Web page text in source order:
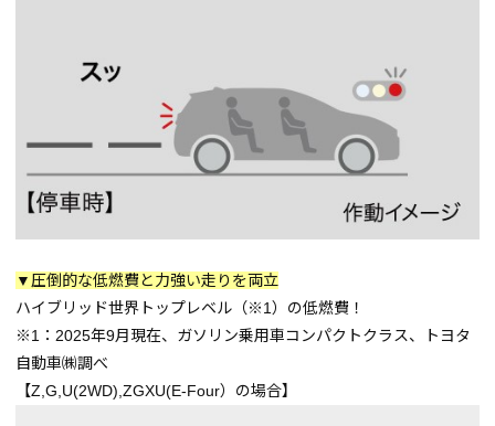
▼圧倒的な低燃費と力強い走りを両立
ハイブリッド世界トップレベル（※1）の低燃費！
※1：2025年9月現在、ガソリン乗用車コンパクトクラス、トヨタ
自動車㈱調べ
【Z,G,U(2WD),ZGXU(E-Four）の場合】